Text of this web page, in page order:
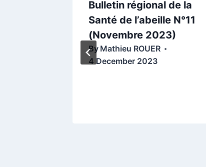
Bulletin régional de la
Santé de l’abeille N°11
(Novembre 2023)
By Mathieu ROUER
4 December 2023